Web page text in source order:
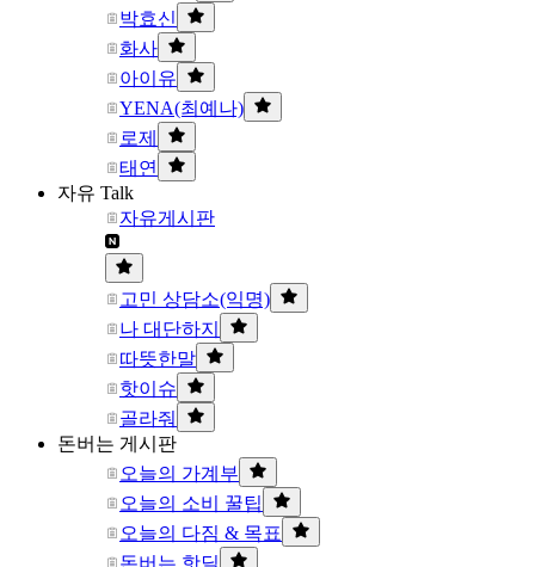
박효신
화사
아이유
YENA(최예나)
로제
태연
자유 Talk
자유게시판
고민 상담소(익명)
나 대단하지
따뜻한말
핫이슈
골라줘
돈버는 게시판
오늘의 가계부
오늘의 소비 꿀팁
오늘의 다짐 & 목표
돈버는 핫딜